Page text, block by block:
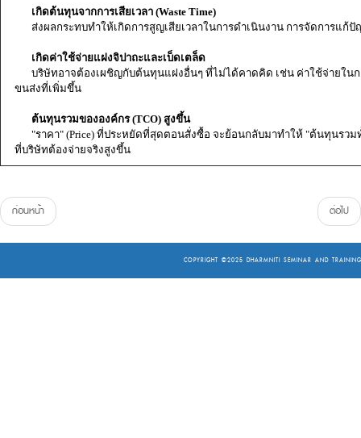
เกิดต้นทุนจากการเสียเวลา (Waste Time)
ส่งผลกระทบทำให้เกิดการสูญเสียเวลาในการดำเนินงาน การจัดการแก้
เกิดค่าใช้จ่ายแฝงจิปาถะและเบ็ดเตล็ด
บริษัทอาจต้องเผชิญกับต้นทุนแฝงอื่นๆ ที่ไม่ได้คาดคิด เช่น ค่าใช้จ่ายในก
ขนส่งที่เพิ่มขึ้น
ต้นทุนรวมขององค์กร (TCO) สูงขึ้น
"ราคา" (Price) ที่ประหยัดที่สุดตอนสั่งซื้อ จะย้อนกลับมาทำให้ "ต้นทุนรวมทั้
ที่บริษัทต้องจ่ายจริงสูงขึ้น
ก่อนหน้า ต่อไป
COPYRIGHT ©2025 DHARMNITI SEMINAR AND